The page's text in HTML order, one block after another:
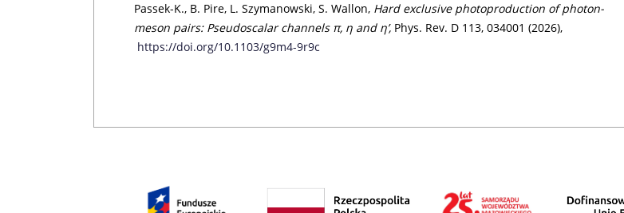
Passek-K., B. Pire, L. Szymanowski, S. Wallon, Hard exclusive photoproduction of photon-
meson pairs: Pseudoscalar channels π, η and η’, Phys. Rev. D 113, 034001 (2026),
https://doi.org/10.1103/g9m4-9r9c